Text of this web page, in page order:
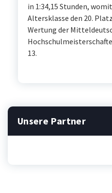
in 1:34,15 Stunden,
Altersklasse den 20.
Wertung der
13.
Unsere Partner